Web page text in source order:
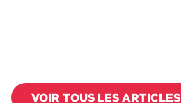
VOIR TOUS LES ARTICLES